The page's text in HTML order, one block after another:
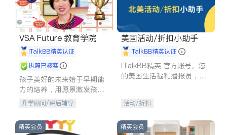
VSA Future 教育学院
iTalkBB精英认证
执照已核实
孩子美好的未来始于早期能
力的培养，用愿景激发孩子
的学习潜力和动力。理念：
石。
升学顾问/课后辅导
美国活动/折扣小助手
iTalkBB精英认证
iTalkBB精英 官方账号。您
的美国生活福利播报员，精
专属福利。
活动/折扣
精英会员 精英会员